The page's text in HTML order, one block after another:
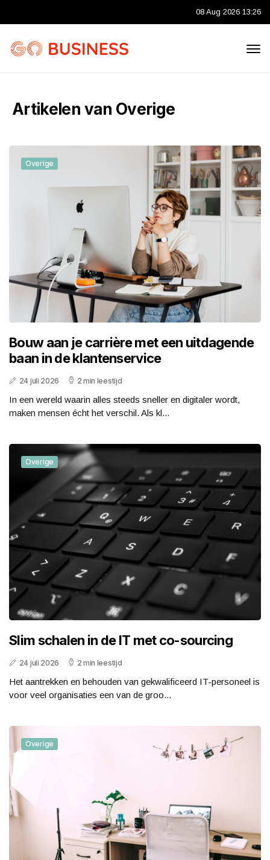
08 Aug 2026 13:26
Artikelen van Overige
Overige
Bouw aan je carrière met een uitdagende
baan in de klantenservice
24 juli 2026 2 min leestijd
In een wereld waarin alles steeds sneller en digitaler wordt,
maken mensen écht het verschil. Als kl...
Overige
Slim schalen in de IT met co-sourcing
24 juli 2026 2 min leestijd
Het aantrekken en behouden van gekwalificeerd IT-personeel is
voor veel organisaties een van de groo...
Overige